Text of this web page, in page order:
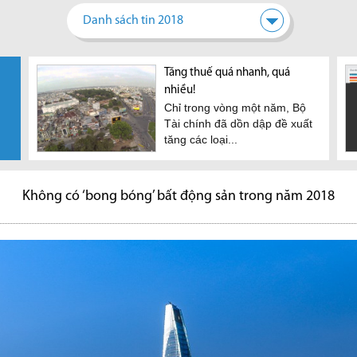
Danh sách tin 2018
TP.HCM: Hạ tầng khu đông
phát triển, cơ hội cho thị
trường BĐS
Hàng loạt dự án hạ tầng khu
đông TP.HCM đang được
Sân bay Long Thành: Đẩy
nhanh giải phóng mặt bằng,
xử nghiêm đầu cơ đất
Phó thủ tướng Trịnh Đình
Dũng vừa có văn bản chỉ đạo
Tăng thuế quá nhanh, quá
nhiều!
Chỉ trong vòng một năm, Bộ
Tài chính đã dồn dập đề xuất
tăng các loại...
Không có ‘bong bóng’ bất động sản trong năm 2018